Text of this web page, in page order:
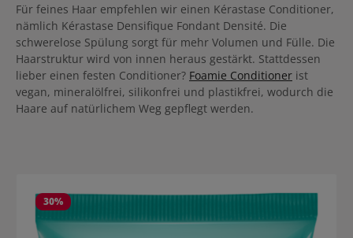
Für feines Haar empfehlen wir einen Kérastase Conditioner,
nämlich Kérastase Densifique Fondant Densité. Die
schwerelose Spülung sorgt für mehr Volumen und Fülle. Die
Haarstruktur wird von innen heraus gestärkt. Stattdessen
lieber einen festen Conditioner? Foamie Conditioner ist
vegan, mineralölfrei, silikonfrei und plastikfrei, wodurch die
Haare auf natürlichem Weg gepflegt werden.
30%